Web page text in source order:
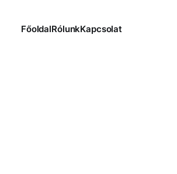
FőoldalRólunkKapcsolat